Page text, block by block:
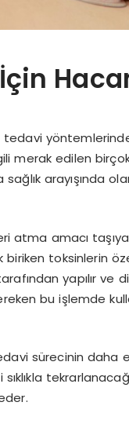
merak edilen
arayışında
atma amacı
toksinlerin
yapılır ve
bu işlemde
sürecinin daha